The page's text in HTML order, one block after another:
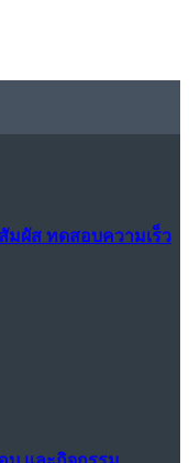
มผัส ทดสอบความเร็ว